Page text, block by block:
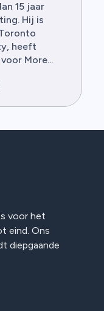
15 jaar
Hij is
heeft
More...
voor het
eind. Ons
diepgaande